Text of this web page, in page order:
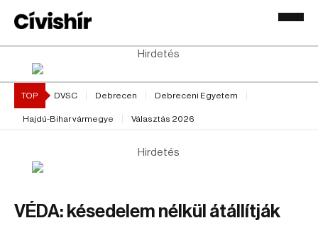
Hirdetés
TOP DVSC Debrecen Debreceni Egyetem
Hajdú-Bihar vármegye Választás 2026
Hirdetés
VÉDA: késedelem nélkül átállítják